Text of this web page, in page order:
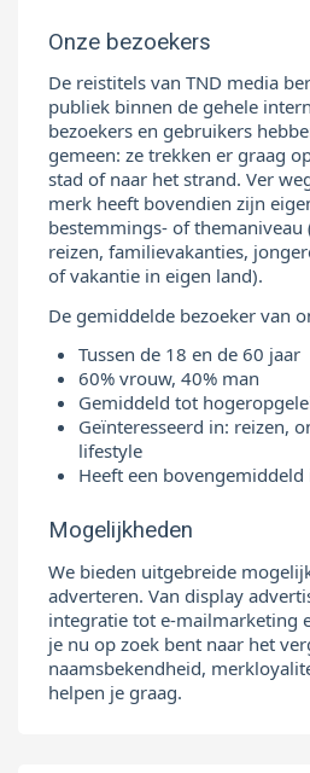
Onze bezoekers
De reistitels van TND media
publiek binnen de gehele
bezoekers en gebruikers
gemeen: ze trekken er graag
stad of naar het strand. Ver
merk heeft bovendien zijn
bestemmings- of
reizen, familievakanties,
of vakantie in eigen land).
De gemiddelde bezoeker van
Tussen de 18 en de 60 jaar
60% vrouw, 40% man
Gemiddeld tot
Geïnteresseerd in: reizen,
lifestyle
Heeft een
Mogelijkheden
We bieden uitgebreide
adverteren. Van display
integratie tot e-mailmarketing
je nu op zoek bent naar het
naamsbekendheid,
helpen je graag.